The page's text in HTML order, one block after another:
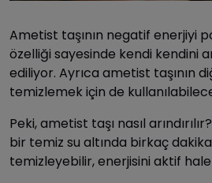
Ametist taşının negatif enerjiyi
özelliği sayesinde kendi kendini
ediliyor. Ayrıca ametist taşının
temizlemek için de
Peki, ametist taşı nasıl
bir temiz su altında birkaç
temizleyebilir, enerjisini aktif